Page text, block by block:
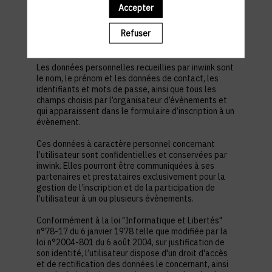
s’inscrire à un évènement, d’accéder au site d’un
évènement, et de consulter les informations
relatives à l’organisation pratique et logistique d’un
Les données personnelles recueillies par inwink sont
le nom, le prénom et les données de contact, les
identifiants et mots de passe, ainsi que tous les
champs choisis par l’organisateur d’évènements et
qui apparaissent dans le formulaire d’inscription à un
évènement.
Ces données à caractère personnel concernant
l’utilisateur sont confidentielles et conservées par
inwink. Elles pourront être communiquées à ses
partenaires et prestataires exclusivement pour la
gestion de l’inscription et de la participation de
l’utilisateur à un ou plusieurs évènements.
Conformément à la loi "Informatique et Libertés"
n°78-17 du 6 janvier 1978 telle que modifiée par la
loi n°2004-801 du 6 août 2004, sur justification de
son identité, l’utilisateur dispose d'un droit d'accès
et de rectification des données le concernant, ainsi
Accepter
Refuser